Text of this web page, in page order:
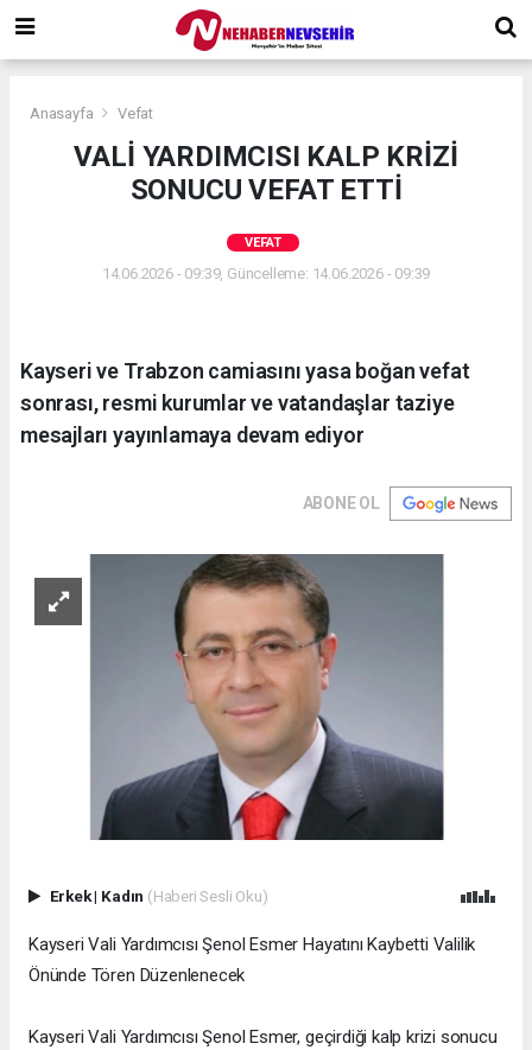
Anasayfa Vefat
VALİ YARDIMCISI KALP KRİZİ
SONUCU VEFAT ETTİ
VEFAT
14.06.2026 - 09:39, Güncelleme: 14.06.2026 - 09:39
Kayseri ve Trabzon camiasını yasa boğan vefat
sonrası, resmi kurumlar ve vatandaşlar taziye
mesajları yayınlamaya devam ediyor
ABONE OL
Erkek| Kadın (Haberi Sesli Oku)
Kayseri Vali Yardımcısı Şenol Esmer Hayatını Kaybetti Valilik
Önünde Tören Düzenlenecek
Kayseri Vali Yardımcısı Şenol Esmer, geçirdiği kalp krizi sonucu